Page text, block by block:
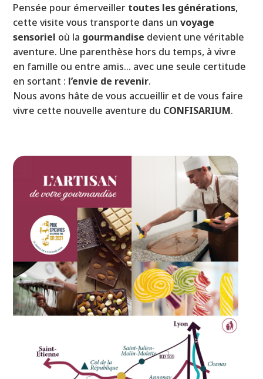
Pensée pour émerveiller toutes les générations,
cette visite vous transporte dans unvoyage
sensoriel où la gourmandise devient une véritable
aventure. Une parenthèse hors du temps, à vivre
en famille ou entre amis… avec une seule certitude
en sortant : l’envie de revenir.
Nous avons hâte de vous accueillir et de vous faire
vivre cette nouvelle aventure du CONFISARIUM.